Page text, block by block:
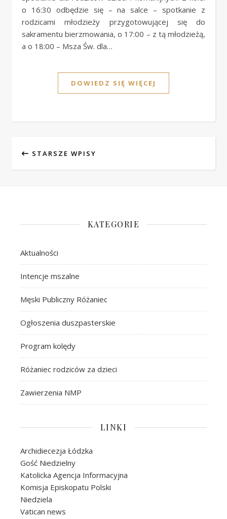
o 16:30 odbędzie się – na salce – spotkanie z
rodzicami młodzieży przygotowującej się do
sakramentu bierzmowania, o 17:00 – z tą młodzieżą,
a o 18:00 – Msza Św. dla…
DOWIEDZ SIĘ WIĘCEJ
STARSZE WPISY
KATEGORIE
Aktualności
Intencje mszalne
Męski Publiczny Różaniec
Ogłoszenia duszpasterskie
Program kolędy
Różaniec rodziców za dzieci
Zawierzenia NMP
LINKI
Archidiecezja Łódzka
Gość Niedzielny
Katolicka Agencja Informacyjna
Komisja Episkopatu Polski
Niedziela
Vatican news